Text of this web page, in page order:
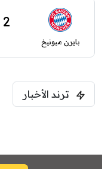
بايرن ميونيخ
2
ترند الأخبار